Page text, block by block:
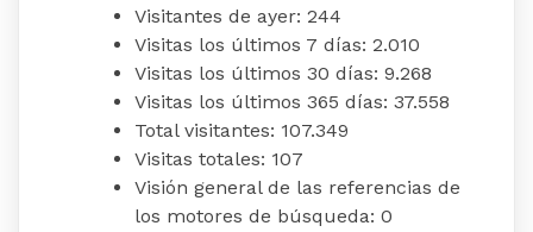
Visitantes de ayer: 244
Visitas los últimos 7 días: 2.010
Visitas los últimos 30 días: 9.268
Visitas los últimos 365 días: 37.558
Total visitantes: 107.349
Visitas totales: 107
Visión general de las referencias de
los motores de búsqueda: 0